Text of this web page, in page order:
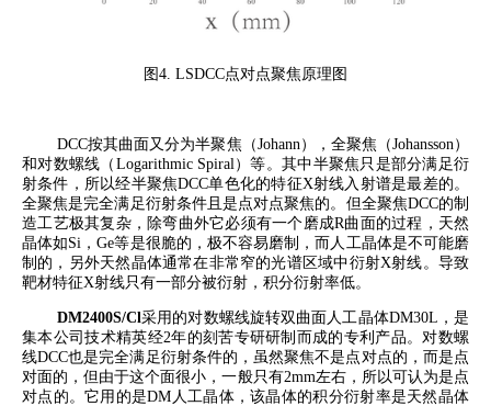
图4. LSDCC点对点聚焦原理图
DCC按其曲面又分为半聚焦（Johann ），全聚焦（Johansson ）
和对数螺线（ Logarithmic Spiral ）等。其中半聚焦只是部分满足衍
射条件，所以经半聚焦DCC单色化的特征X射线入射谱是最差的。
全聚焦是完全满足衍射条件且是点对点聚焦的。但全聚焦DCC的制
造工艺极其复杂，除弯曲外它必须有一个磨成R曲面的过程，天然
晶体如Si ，Ge等是很脆的，极不容易磨制，而人工晶体是不可能磨
制的，另外天然晶体通常在非常窄的光谱区域中衍射X射线。导致
靶材特征X射线只有一部分被衍射，积分衍射率低。
DM2400S/Cl采用的对数螺线旋转双曲面人工晶体DM30L ，是
集本公司技术精英经2年的刻苦专研研制而成的专利产品。 对数螺
线DCC也是完全满足衍射条件的，虽然聚焦不是点对点的，而是点
对面的，但由于这个面很小，一般只有2mm左右，所以可认为是点
对点的。它用的是DM 人工晶体，该晶体的积分衍射率是天然晶体